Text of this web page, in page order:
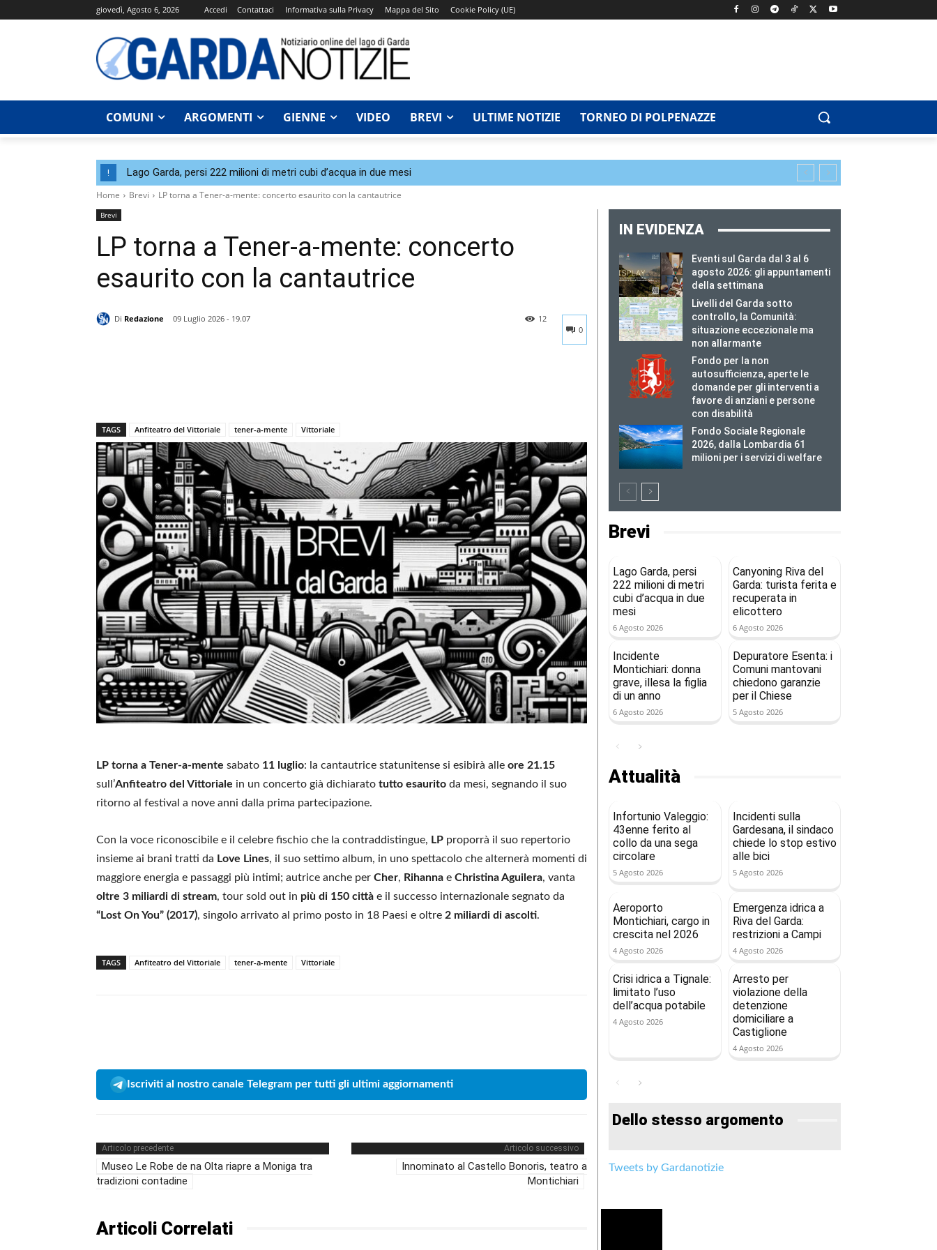
giovedì, Agosto 6, 2026 Accedi Contattaci Informativa sulla Privacy Mappa del Sito Cookie Policy (UE)
COMUNI ARGOMENTI GIENNE VIDEO BREVI ULTIME NOTIZIE TORNEO DI POLPENAZZE
! Lago Garda, persi 222 milioni di metri cubi d’acqua in due mesi
Home Brevi LP torna a Tener-a-mente: concerto esaurito con la cantautrice
Brevi
LP torna a Tener-a-mente: concerto
esaurito con la cantautrice
Di Redazione
09 Luglio 2026 - 19.07
0
12
TAGS Anfiteatro del Vittoriale tener-a-mente Vittoriale
LP torna a Tener-a-mente sabato 11 luglio: la cantautrice statunitense si esibirà alle ore 21.15
sull’Anfiteatro del Vittoriale in un concerto già dichiarato tutto esaurito da mesi, segnando il suo
ritorno al festival a nove anni dalla prima partecipazione.
Con la voce riconoscibile e il celebre fischio che la contraddistingue, LP proporrà il suo repertorio
insieme ai brani tratti da Love Lines, il suo settimo album, in uno spettacolo che alternerà momenti di
maggiore energia e passaggi più intimi; autrice anche per Cher, Rihanna e Christina Aguilera, vanta
oltre 3 miliardi di stream, tour sold out in più di 150 città e il successo internazionale segnato da
“Lost On You” (2017), singolo arrivato al primo posto in 18 Paesi e oltre 2 miliardi di ascolti.
TAGS Anfiteatro del Vittoriale tener-a-mente Vittoriale
Iscriviti al nostro canale Telegram per tutti gli ultimi aggiornamenti
Articolo precedente
Museo Le Robe de na Olta riapre a Moniga tra
tradizioni contadine
Articolo successivo
Innominato al Castello Bonoris, teatro a
Montichiari
Articoli Correlati
IN EVIDENZA
Eventi sul Garda dal 3 al 6
agosto 2026: gli appuntamenti
della settimana
Livelli del Garda sotto
controllo, la Comunità:
situazione eccezionale ma
non allarmante
Fondo per la non
autosufficienza, aperte le
domande per gli interventi a
favore di anziani e persone
con disabilità
Fondo Sociale Regionale
2026, dalla Lombardia 61
milioni per i servizi di welfare
Brevi
Lago Garda, persi
222 milioni di metri
cubi d’acqua in due
mesi
6 Agosto 2026
Canyoning Riva del
Garda: turista ferita e
recuperata in
elicottero
6 Agosto 2026
Incidente
Montichiari: donna
grave, illesa la figlia
di un anno
6 Agosto 2026
Depuratore Esenta: i
Comuni mantovani
chiedono garanzie
per il Chiese
5 Agosto 2026
Attualità
Infortunio Valeggio:
43enne ferito al
collo da una sega
circolare
5 Agosto 2026
Incidenti sulla
Gardesana, il sindaco
chiede lo stop estivo
alle bici
5 Agosto 2026
Aeroporto
Montichiari, cargo in
crescita nel 2026
4 Agosto 2026
Emergenza idrica a
Riva del Garda:
restrizioni a Campi
4 Agosto 2026
Crisi idrica a Tignale:
limitato l’uso
dell’acqua potabile
4 Agosto 2026
Arresto per
violazione della
detenzione
domiciliare a
Castiglione
4 Agosto 2026
Dello stesso argomento
Tweets by Gardanotizie